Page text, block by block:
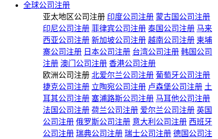
全球公司注册
亚太地区公司注册 印度公司注册 蒙古国公司注册
印尼公司注册 菲律宾公司注册 泰国公司注册 马来
西亚公司注册 新加坡公司注册 越南公司注册 柬埔
寨公司注册 日本公司注册 台湾公司注册 韩国公司
注册 澳门公司注册 香港公司注册
欧洲公司注册 北爱尔兰公司注册 葡萄牙公司注册
捷克公司注册 立陶宛公司注册 卢森堡公司注册 土
耳其公司注册 塞浦路斯公司注册 马耳他公司注册
法国公司注册 荷兰公司注册 爱尔兰公司注册 英国
公司注册 俄罗斯公司注册 意大利公司注册 西班牙
公司注册 瑞典公司注册 瑞士公司注册 德国公司注